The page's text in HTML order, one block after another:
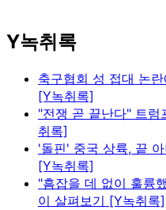
Y녹취록
축구협회 성 접대 논
[Y녹취록]
"전쟁 곧 끝난다" 트럼
취록]
'돌핀' 중국 상륙, 끝
[Y녹취록]
"흠잡을 데 없이 훌륭
이 살펴보기 [Y녹취록]